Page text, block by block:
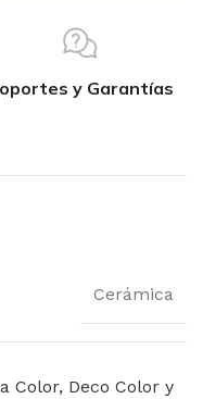
y Garantías
Cerámica
Color, Deco Color y